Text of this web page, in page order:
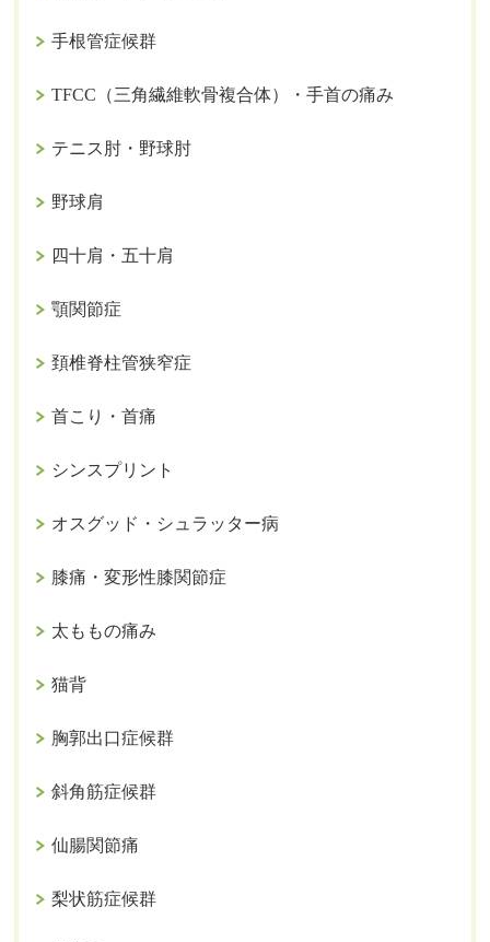
手根管症候群
TFCC（三角繊維軟骨複合体）・手首の痛み
テニス肘・野球肘
野球肩
四十肩・五十肩
顎関節症
頚椎脊柱管狭窄症
首こり・首痛
シンスプリント
オスグッド・シュラッター病
膝痛・変形性膝関節症
太ももの痛み
猫背
胸郭出口症候群
斜角筋症候群
仙腸関節痛
梨状筋症候群